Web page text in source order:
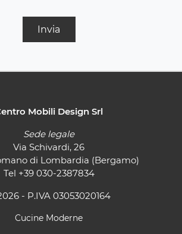
Invia
Mobili Design Srl
Sede legale
Via Schivardi, 26
di Lombardia (Bergamo)
Tel +39 030-2387834
- P.IVA 03053020164
Cucine Moderne